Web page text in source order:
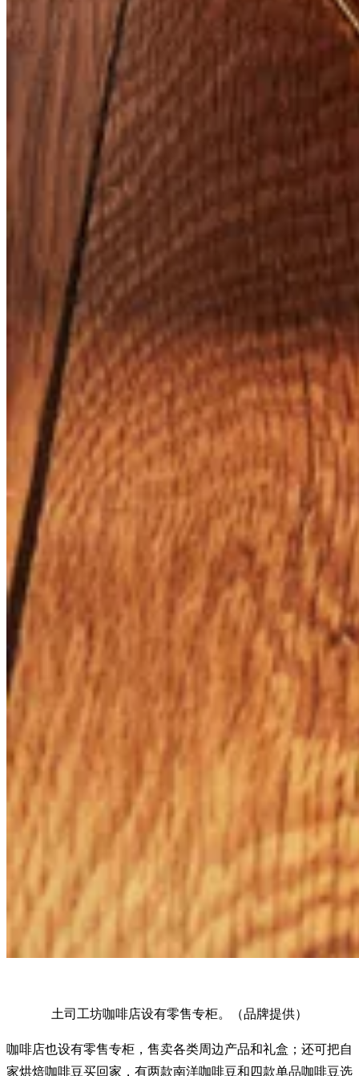
土司工坊咖啡店设有零售专柜。（品牌提供）
咖啡店也设有零售专柜，售卖各类周边产品和礼盒；还可把自
家烘焙咖啡豆买回家，有两款南洋咖啡豆和四款单品咖啡豆选